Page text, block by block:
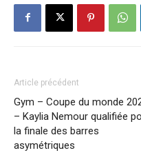
Article précédent
Gym – Coupe du monde
– Kaylia Nemour qualifiée
la finale des barres
asymétriques